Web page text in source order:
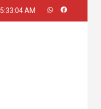
5:33:05 AM